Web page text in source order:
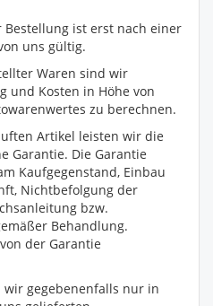
Bestellung ist erst nach einer
uns gültig.
Waren sind wir
und Kosten in Höhe von
zu berechnen.
Artikel leisten wir die
Garantie. Die Garantie
Kaufgegenstand, Einbau
Nichtbefolgung der
bzw.
Behandlung.
der Garantie
wir gegebenenfalls nur in